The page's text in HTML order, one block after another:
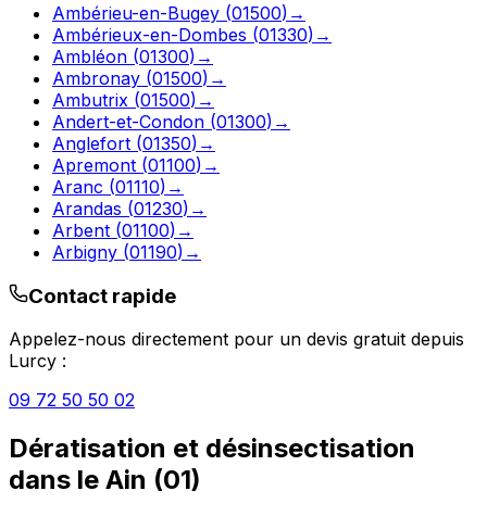
Ambérieu-en-Bugey (01500) →
Ambérieux-en-Dombes (01330) →
Ambléon (01300) →
Ambronay (01500) →
Ambutrix (01500) →
Andert-et-Condon (01300) →
Anglefort (01350) →
Apremont (01100) →
Aranc (01110) →
Arandas (01230) →
Arbent (01100) →
Arbigny (01190) →
Contact rapide
Appelez-nous directement pour un devis gratuit depuis
Lurcy :
09 72 50 50 02
Dératisation et désinsectisation
dans le Ain (01)